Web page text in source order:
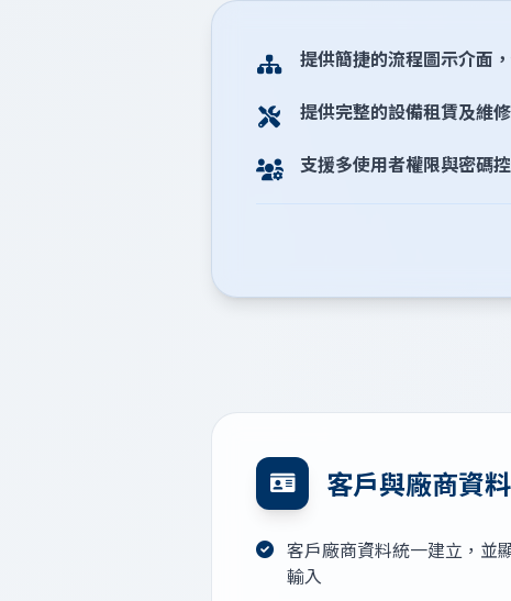
提供簡捷的流程圖示介面
提供完整的設備租賃及維
支援多使用者權限與密碼
客戶與廠商資
客戶廠商資料統一建立，並
輸入